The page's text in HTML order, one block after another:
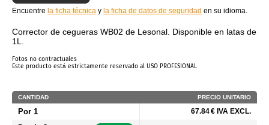
Encuentre la ficha técnica y la ficha de datos de seguridad en su idioma.
Corrector de cegueras WB02 de Lesonal. Disponible en latas de
1L.
Fotos no contractuales
Este producto está estrictamente reservado al USO PROFESIONAL
CANTIDAD PRECIO UNITARIO
Por 1 67.84 € IVA EXCL.